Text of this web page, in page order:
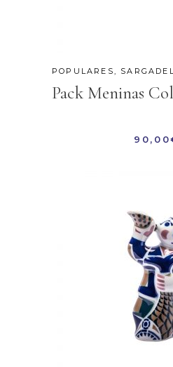
POPULARES,
Pack Meninas
90,00